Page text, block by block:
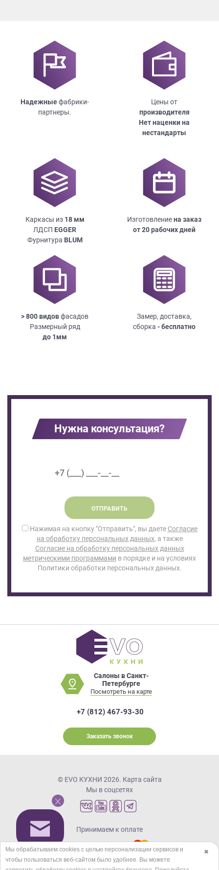
Надежныефабрики-
партнеры.
Цены от
производителя
Нет наценки на
нестандарты
Каркасы из 18мм
ЛДСП EGGER
Фурнитура BLUM
Изготовлениена заказ
от 20 рабочих дней
> 800 видовфасадов
Размерный ряд
до 1мм
Замер, доставка,
сборка - бесплатно
Нужна консультация?
ОТПРАВИТЬ
Нажимая на кнопку "Отправить", вы даете Согласие
на обработку персональных данных, а также
Согласие на обработку персональных данных
метрическими программами в порядке и на условиях
Политики обработки персональных данных.
Салоны в Санкт-
Петербурге
Посмотреть на карте
+7 (812) 467-93-30
Заказать звонок
© EVO КУХНИ 2026. Карта сайта
Мы в соцсетях
Принимаем к оплате
Кредиты и рассрочка
✖
Мы обрабатываем cookies с целью персонализации сервисов и
чтобы пользоваться веб-сайтом было удобнее. Вы можете